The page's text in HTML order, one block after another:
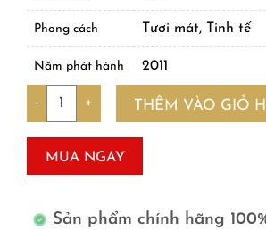
Phong cách Tươi mát, Tinh tế
Năm phát hành 2011
Số lượng
THÊM VÀO GIỎ
MUA NGAY
Sản phẩm chính hãng